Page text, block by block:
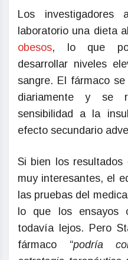
Los investigadores
laboratorio una dieta
obesos, lo que
desarrollar niveles
sangre. El fármaco
diariamente y se
sensibilidad a la
efecto secundario
Si bien los
muy interesantes, el
las pruebas del
lo que los ensayos
todavía lejos. Pero
fármaco “podría